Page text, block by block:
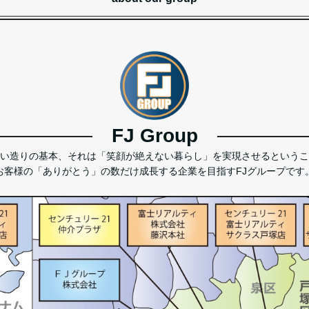
FJ Group
造りの基本、それは「笑顔が絶えない暮らし」を実現させるという
客様の「ありがとう」の数だけ成長する企業を目指すFJグループです